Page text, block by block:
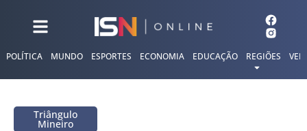
POLÍTICA MUNDO ESPORTES ECONOMIA EDUCAÇÃO REGIÕES
Triângulo
Mineiro